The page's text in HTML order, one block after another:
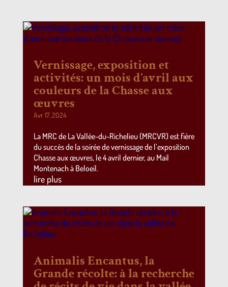
Vernissage, exposition et
activités: un mois d’avril aux
couleurs de la Chasse aux
œuvres
Avr 17, 2024
La MRC de La Vallée-du-Richelieu (MRCVR) est fière
du succès de la soirée de vernissage de l’exposition
Chasse aux œuvres, le 4 avril dernier, au Mail
Montenach à Beloeil.
lire plus
Animalis Encantus, la
Grande récolte: à la recherche